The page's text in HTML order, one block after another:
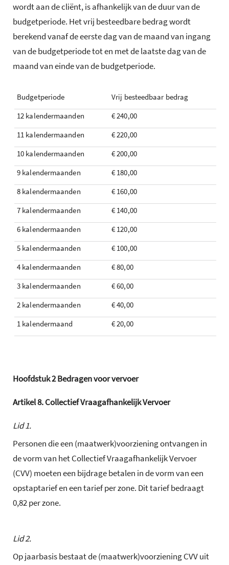
wordt aan de cliënt, is afhankelijk van de duur van de
budgetperiode. Het vrij besteedbare bedrag wordt
berekend vanaf de eerste dag van de maand van ingang
van de budgetperiode tot en met de laatste dag van de
maand van einde van de budgetperiode.
Budgetperiode
Vrij besteedbaar bedrag
12 kalendermaanden
€ 240,00
11 kalendermaanden
€ 220,00
10 kalendermaanden
€ 200,00
9 kalendermaanden
€ 180,00
8 kalendermaanden
€ 160,00
7 kalendermaanden
€ 140,00
6 kalendermaanden
€ 120,00
5 kalendermaanden
€ 100,00
4 kalendermaanden
€ 80,00
3 kalendermaanden
€ 60,00
2 kalendermaanden
€ 40,00
1 kalendermaand
€ 20,00
Hoofdstuk2Bedragen voor vervoer
Artikel8.Collectief Vraagafhankelijk Vervoer
Lid 1.
Personen die een (maatwerk)voorziening ontvangen in
de vorm van het Collectief Vraagafhankelijk Vervoer
(CVV) moeten een bijdrage betalen in de vorm van een
opstaptarief en een tarief per zone. Dit tarief bedraagt
0,82 per zone.
Lid 2.
Op jaarbasis bestaat de (maatwerk)voorziening CVV uit